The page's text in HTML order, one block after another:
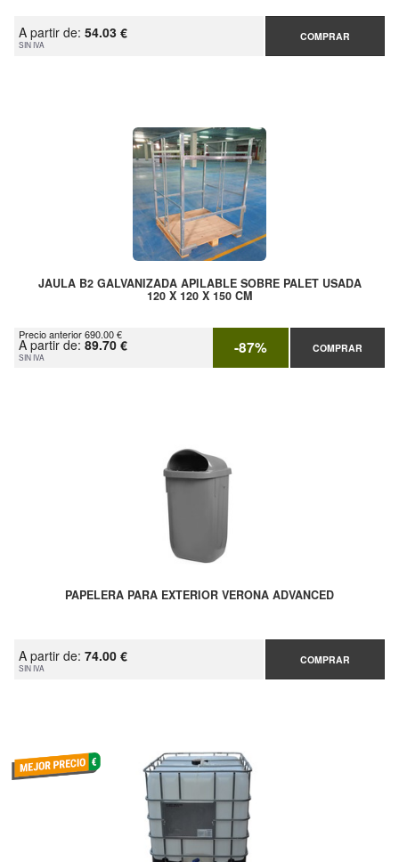
A partir de: 54.03 €
SIN IVA
COMPRAR
JAULA B2 GALVANIZADA APILABLE SOBRE PALET USADA
120 X 120 X 150 CM
Precio anterior 690.00 €
A partir de: 89.70 €
SIN IVA -87% COMPRAR
PAPELERA PARA EXTERIOR VERONA ADVANCED
A partir de: 74.00 €
SIN IVA
COMPRAR